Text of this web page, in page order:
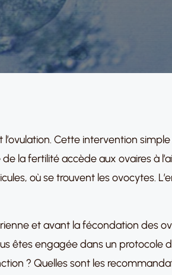
Cette intervention
la fertilité accède aux ovaires à
où se trouvent les ovocytes.
et avant la fécondation des
êtes engagée dans un protocole
? Quelles sont les